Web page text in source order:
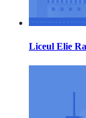
Liceul Elie